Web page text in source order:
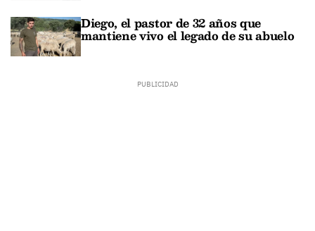
Diego, el pastor de 32 años que
mantiene vivo el legado de su abuelo